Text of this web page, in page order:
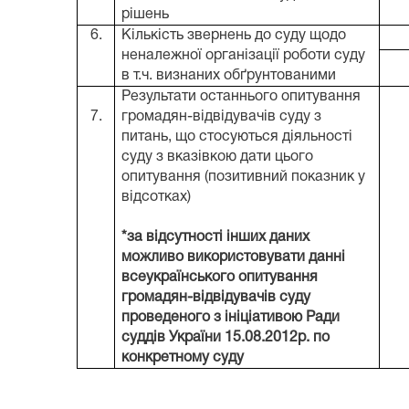
рішень
6.
Кількість звернень до суду щодо
неналежної організації роботи суду
в т.ч. визнаних обґрунтованими
7.
Результати останнього опитування
громадян-відвідувачів суду з
питань, що стосуються діяльності
суду з вказівкою дати цього
опитування (позитивний показник у
відсотках)
*за відсутності інших даних
можливо використовувати данні
всеукраїнського опитування
громадян-відвідувачів суду
проведеного з ініціативою Ради
суддів України 15.08.2012р. по
конкретному суду